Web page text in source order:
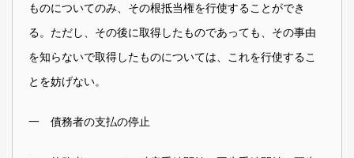
ものについてのみ、その根抵当権を行使することができ
る。ただし、その後に取得したものであっても、その事由
を知らないで取得したものについては、これを行使するこ
とを妨げない。
一 債務者の支払の停止